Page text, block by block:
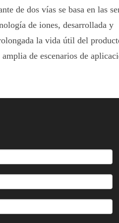
de dos vías se basa en las
de iones, desarrollada y
la vida útil del
de escenarios de